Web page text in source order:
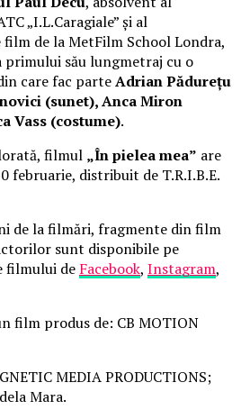
„I.L.Caragiale” și al
de la MetFilm School Londra,
primului său lungmetraj cu o
care fac parteAdrian Pădurețu
(sunet), Anca Miron
Vass (costume).
filmul „În pielea mea” are
februarie, distribuit de T.R.I.B.E.
de la filmări, fragmente din film
sunt disponibile pe
filmului de Facebook, Instagram,
film produs de: CB MOTION
MEDIA PRODUCTIONS;
Mara.